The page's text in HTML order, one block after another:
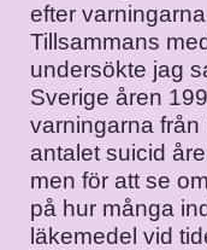
efter
Tillsammans
undersökte jag
Sverige åren
varningarna
antalet suicid
men för att se
på hur många
läkemedel vid